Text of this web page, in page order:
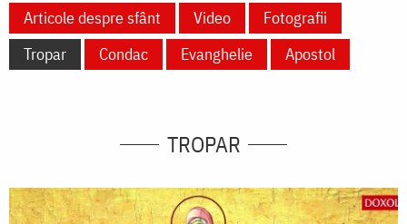
Articole despre sfânt
Video
Fotografii
Tropar
Condac Evanghelie Apostol
TROPAR